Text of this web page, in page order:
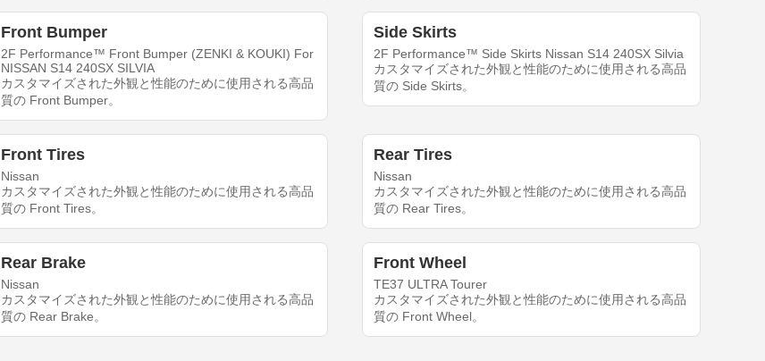
Front Bumper
2F Performance™ Front Bumper (ZENKI & KOUKI) For
NISSAN S14 240SX SILVIA
カスタマイズされた外観と性能のために使用される高品
質の Front Bumper。
Side Skirts
2F Performance™ Side Skirts Nissan S14 240SX Silvia
カスタマイズされた外観と性能のために使用される高品
質の Side Skirts。
Front Tires
Nissan
カスタマイズされた外観と性能のために使用される高品
質の Front Tires。
Rear Tires
Nissan
カスタマイズされた外観と性能のために使用される高品
質の Rear Tires。
Rear Brake
Nissan
カスタマイズされた外観と性能のために使用される高品
質の Rear Brake。
Front Wheel
TE37 ULTRA Tourer
カスタマイズされた外観と性能のために使用される高品
質の Front Wheel。